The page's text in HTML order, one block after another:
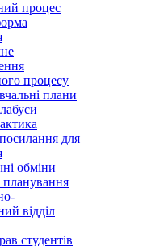
процес
процесу
плани
для
обміни
відділ
студентів